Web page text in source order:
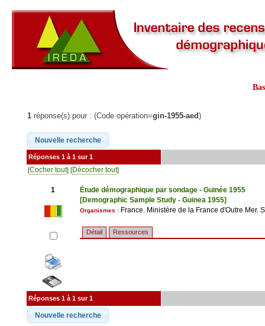
1 réponse(s) pour : (Code opération=gin-1955-aed)
Réponses 1 à 1 sur 1
[Cocher tout] [Décocher tout]
1
Étude démographique par sondage - Guinée 1955
[Demographic Sample Study - Guinea 1955]
Organismes : France. Ministère de la France d'Outre Mer.
Détail Ressources
Réponses 1 à 1 sur 1